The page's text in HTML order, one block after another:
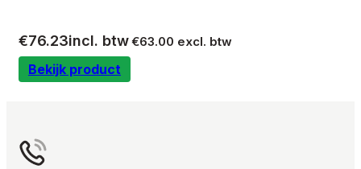
€76.23incl. btw€63.00 excl. btw
Bekijk product